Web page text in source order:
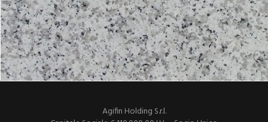
Agifin Holding S.r.l.